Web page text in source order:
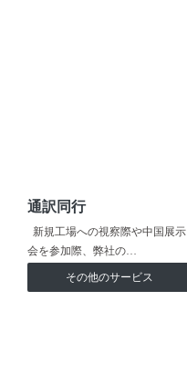
通訳同行
新規工場への視察際や中国展示
会を参加際、弊社の…
その他のサービス